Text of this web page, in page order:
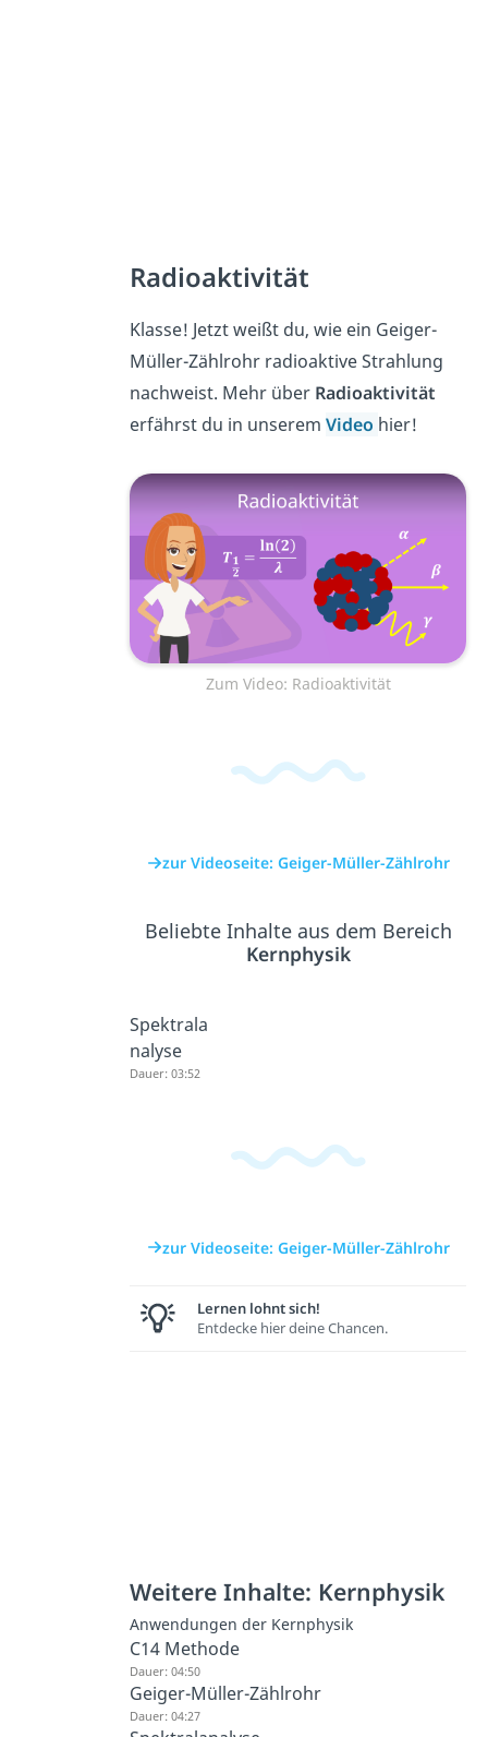
Radioaktivität
Klasse! Jetzt weißt du, wie ein Geiger-
Müller-Zählrohr radioaktive Strahlung
nachweist. Mehr über Radioaktivität
erfährst du in unseremVideo hier!
Zum Video: Radioaktivität
zur Videoseite: Geiger-Müller-Zählrohr
Beliebte Inhalte aus dem Bereich
Kernphysik
Spektrala
nalyse
Dauer: 03:52
zur Videoseite: Geiger-Müller-Zählrohr
Lernen lohnt sich!
Entdecke hier deine Chancen.
Weitere Inhalte: Kernphysik
Anwendungen der Kernphysik
C14 Methode
Dauer: 04:50
Geiger-Müller-Zählrohr
Dauer: 04:27